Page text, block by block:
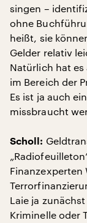
singen –
ohne
heißt, sie
Gelder relativ
Natürlich hat
im Bereich der
Es ist ja auch
missbraucht
Scholl:
Finanzexperten
Laie ja
Kriminelle oder